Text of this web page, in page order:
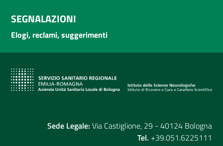
SEGNALAZIONI
Elogi, reclami, suggerimenti
Sede Legale: Via Castiglione, 29 - 40124 Bologna
Tel. +39.051.6225111